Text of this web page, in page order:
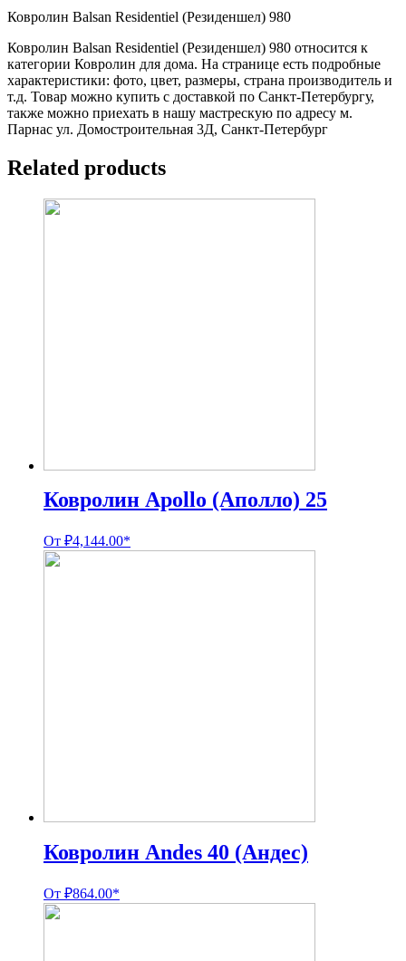
Ковролин Balsan Residentiel (Резиденшел) 980
Ковролин Balsan Residentiel (Резиденшел) 980 относится к
категории Ковролин для дома. На странице есть подробные
характеристики: фото, цвет, размеры, страна производитель и
т.д. Товар можно купить с доставкой по Санкт-Петербургу,
также можно приехать в нашу мастрескую по адресу м.
Парнас ул. Домостроительная 3Д, Санкт-Петербург
Related products
Ковролин Apollo (Аполло) 25
От ₽4,144.00*
Ковролин Andes 40 (Андес)
От ₽864.00*